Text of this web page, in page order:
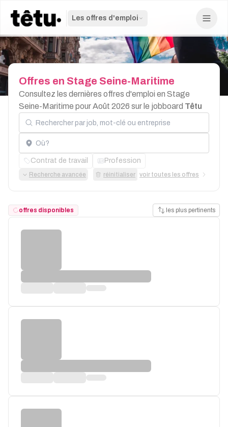
Les offres d'emploi
Offres en Stage Seine-Maritime
Consultez les dernières offres d'emploi en Stage
Seine-Maritime pour Août 2026 sur le jobboard Têtu
Rechercher par job, mot-clé ou entreprise
Localisation
Contrat de travail Profession
Recherche avancée réinitialiser voir toutes les offres
offres disponibles les plus pertinents